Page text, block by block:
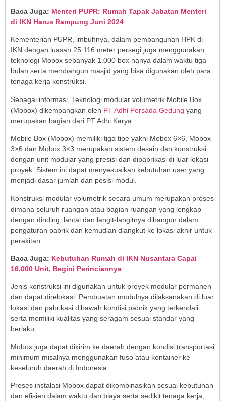
Baca Juga: Menteri PUPR: Rumah Tapak Jabatan Menteri
di IKN Harus Rampung Juni 2024
Kementerian PUPR, imbuhnya, dalam pembangunan HPK di
IKN dengan luasan 25.116 meter persegi juga menggunakan
teknologi Mobox sebanyak 1.000 box hanya dalam waktu tiga
bulan serta membangun masjid yang bisa digunakan oleh para
tenaga kerja konstruksi.
Sebagai informasi, Teknologi modular volumetrik Mobile Box
(Mobox) dikembangkan oleh PT Adhi Persada Gedung yang
merupakan bagian dari PT Adhi Karya.
Mobile Box (Mobox) memiliki tiga tipe yakni Mobox 6×6, Mobox
3×6 dan Mobox 3×3 merupakan sistem desain dan konstruksi
dengan unit modular yang presisi dan dipabrikasi di luar lokasi
proyek. Sistem ini dapat menyesuaikan kebutuhan user yang
menjadi dasar jumlah dan posisi modul.
Konstruksi modular volumetrik secara umum merupakan proses
dimana seluruh ruangan atau bagian ruangan yang lengkap
dengan dinding, lantai dan langit-langitnya dibangun dalam
pengaturan pabrik dan kemudian diangkut ke lokasi akhir untuk
perakitan.
Baca Juga: Kebutuhan Rumah di IKN Nusantara Capai
16.000 Unit, Begini Perinciannya
Jenis konstruksi ini digunakan untuk proyek modular permanen
dan dapat direlokasi. Pembuatan modulnya dilaksanakan di luar
lokasi dan pabrikasi dibawah kondisi pabrik yang terkendali
serta memiliki kualitas yang seragam sesuai standar yang
berlaku.
Mobox juga dapat dikirim ke daerah dengan kondisi transportasi
minimum misalnya menggunakan fuso atau kontainer ke
keseluruh daerah di Indonesia.
Proses instalasi Mobox dapat dikombinasikan sesuai kebutuhan
dan efisien dalam waktu dan biaya serta sedikit tenaga kerja,